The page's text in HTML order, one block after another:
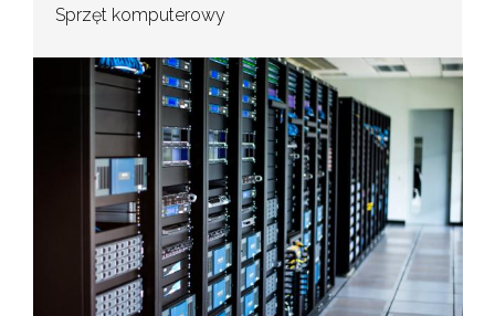
Sprzęt komputerowy